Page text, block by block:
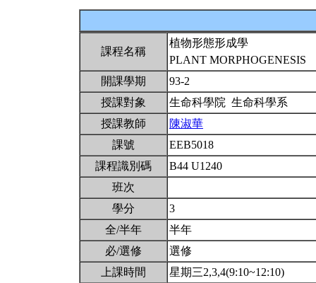
課程名稱
植物形態形成學
PLANT MORPHOGENESIS
開課學期
93-2
授課對象
生命科學院 生命科學系
授課教師
陳淑華
課號
EEB5018
課程識別碼
B44 U1240
班次
學分
3
全/半年
半年
必/選修
選修
上課時間
星期三2,3,4(9:10~12:10)